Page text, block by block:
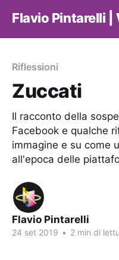
Flavio Pintarelli
Riflessioni
Zuccati
Il racconto della
Facebook e qualche
immagine e su come
all'epoca delle
Flavio Pintarelli
24 set 2019 • 2 min di